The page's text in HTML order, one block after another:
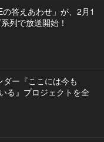
答えあわせ」が、2月1
列で放送開始！
ー『ここには今も
る』プロジェクトを全